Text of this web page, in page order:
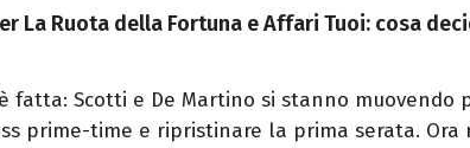
La Ruota della Fortuna e Affari Tuoi: cosa
fatta: Scotti e De Martino si stanno muovendo
prime-time e ripristinare la prima serata. Ora